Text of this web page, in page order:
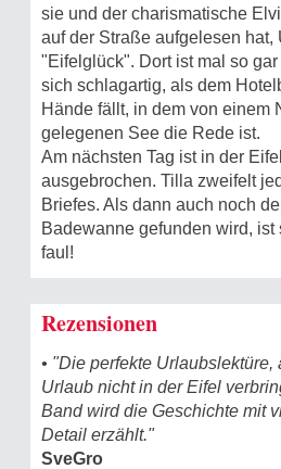
sie und der charismatische
auf der Straße aufgelesen hat,
"Eifelglück". Dort ist mal so
sich schlagartig, als dem
Hände fällt, in dem von einem
gelegenen See die Rede ist.
Am nächsten Tag ist in der
ausgebrochen. Tilla zweifelt
Briefes. Als dann auch noch
Badewanne gefunden wird,
faul!
Rezensionen
• "Die perfekte
Urlaub nicht in der Eifel
Band wird die Geschichte mit
Detail erzählt."
SveGro